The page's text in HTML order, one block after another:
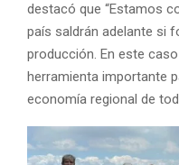
destacó que “Estamos
país saldrán adelante si
producción. En este
herramienta importante
economía regional de